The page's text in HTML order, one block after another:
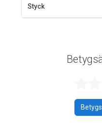
Styck